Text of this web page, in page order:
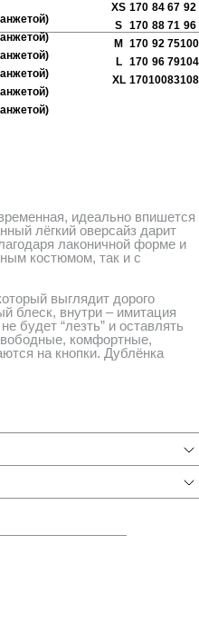
XS 170 84 67 92
S 170 88 71 96
M
170 92 75100
L
170 96 79104
XL 17010083108
идеально впишется
лёгкий оверсайз дарит
лаконичной форме и
костюмом, так и с
выглядит дорого
блеск, внутри – имитация
будет “лезть” и оставлять
комфортные,
на кнопки. Дублёнка